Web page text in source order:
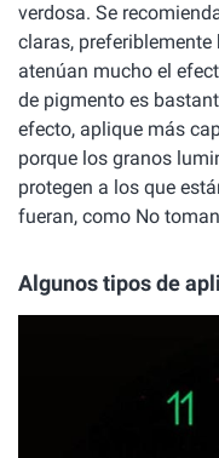
verdosa. Se
claras,
atenúan mucho el
de pigmento es
efecto, aplique más
porque los granos
protegen a los que
fueran, como No
Algunos tipos de